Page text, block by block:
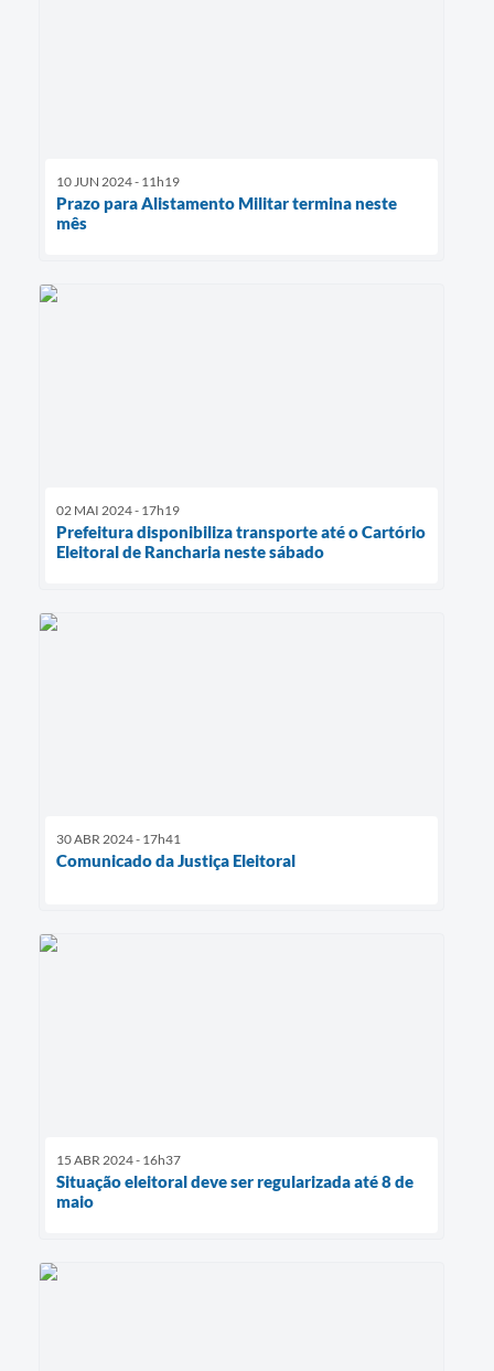
10 JUN 2024 - 11h19
Prazo para Alistamento Militar termina neste
mês
02 MAI 2024 - 17h19
Prefeitura disponibiliza transporte até o Cartório
Eleitoral de Rancharia neste sábado
30 ABR 2024 - 17h41
Comunicado da Justiça Eleitoral
15 ABR 2024 - 16h37
Situação eleitoral deve ser regularizada até 8 de
maio